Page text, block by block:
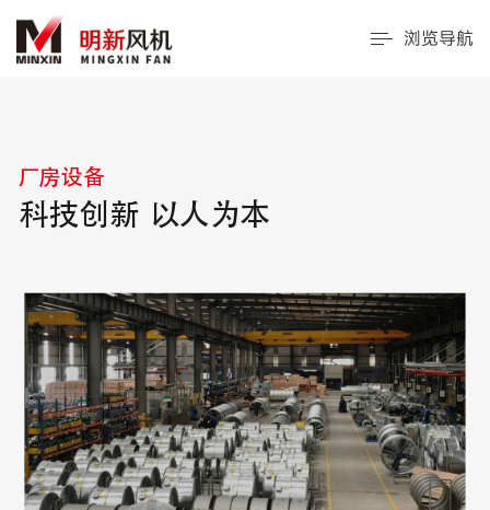
浏览导航
厂房设备
科技创新 以人为本